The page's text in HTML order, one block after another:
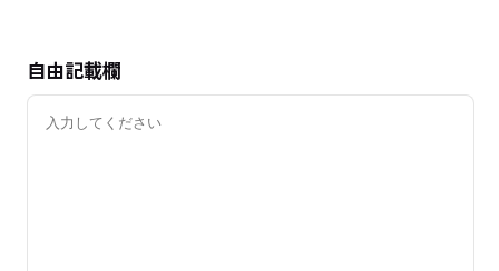
自由記載欄